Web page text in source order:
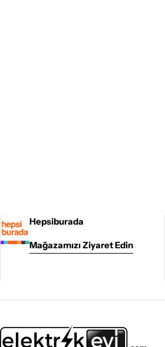
Hepsiburada
Mağazamızı Ziyaret Edin